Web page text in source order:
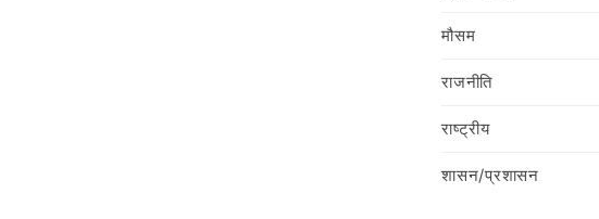
मौसम
राजनीति
राष्ट्रीय
शासन/प्रशासन